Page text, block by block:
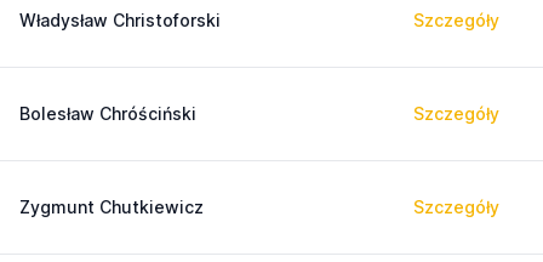
Władysław Christoforski Szczegóły
Bolesław Chróściński Szczegóły
Zygmunt Chutkiewicz Szczegóły